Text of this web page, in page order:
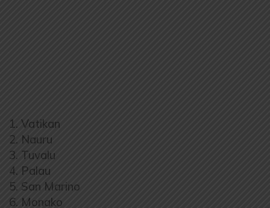
1. Vatikan
2. Nauru
3. Tuvalu
4. Palau
5. San Marino
6. Monako